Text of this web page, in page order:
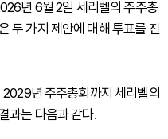
년 6월 2일 세리벨의 주주총
두 가지 제안에 대해 투표를 진
년 주주총회까지 세리벨의
과는 다음과 같다.